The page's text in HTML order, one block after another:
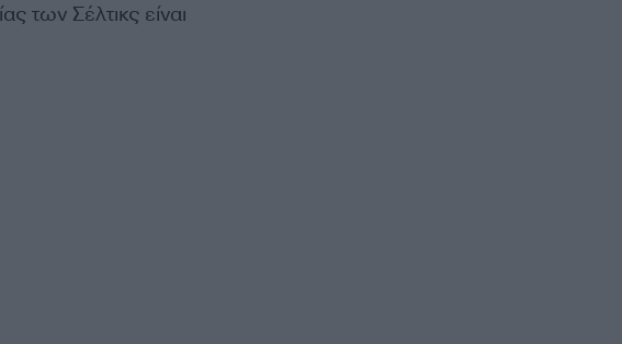
των Σέλτικς είναι